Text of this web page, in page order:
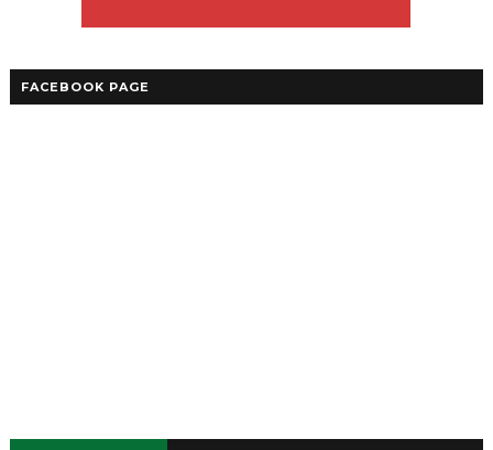
FACEBOOK PAGE